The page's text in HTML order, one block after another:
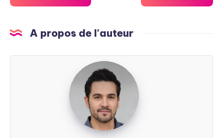
A propos de l'auteur
Steven
Soarez